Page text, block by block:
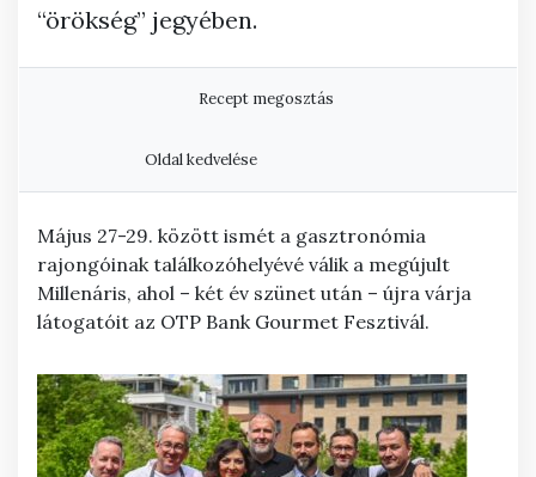
“örökség” jegyében.
Recept megosztás
Oldal kedvelése
Május 27-29. között ismét a gasztronómia
rajongóinak találkozóhelyévé válik a megújult
Millenáris, ahol – két év szünet után – újra várja
látogatóit az OTP Bank Gourmet Fesztivál.